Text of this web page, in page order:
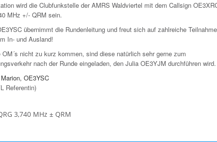
wird die Clubfunkstelle der AMRS Waldviertel mit dem Callsign
MHz +/- QRM sein.
übernimmt die Rundenleitung und freut sich auf zahlreiche
In- und Ausland!
OM´s nicht zu kurz kommen, sind diese natürlich sehr gerne zum
nach der Runde eingeladen, den Julia OE3YJM durchführen wird.
OE3YSC
Referentin)
3,740 MHz ± QRM